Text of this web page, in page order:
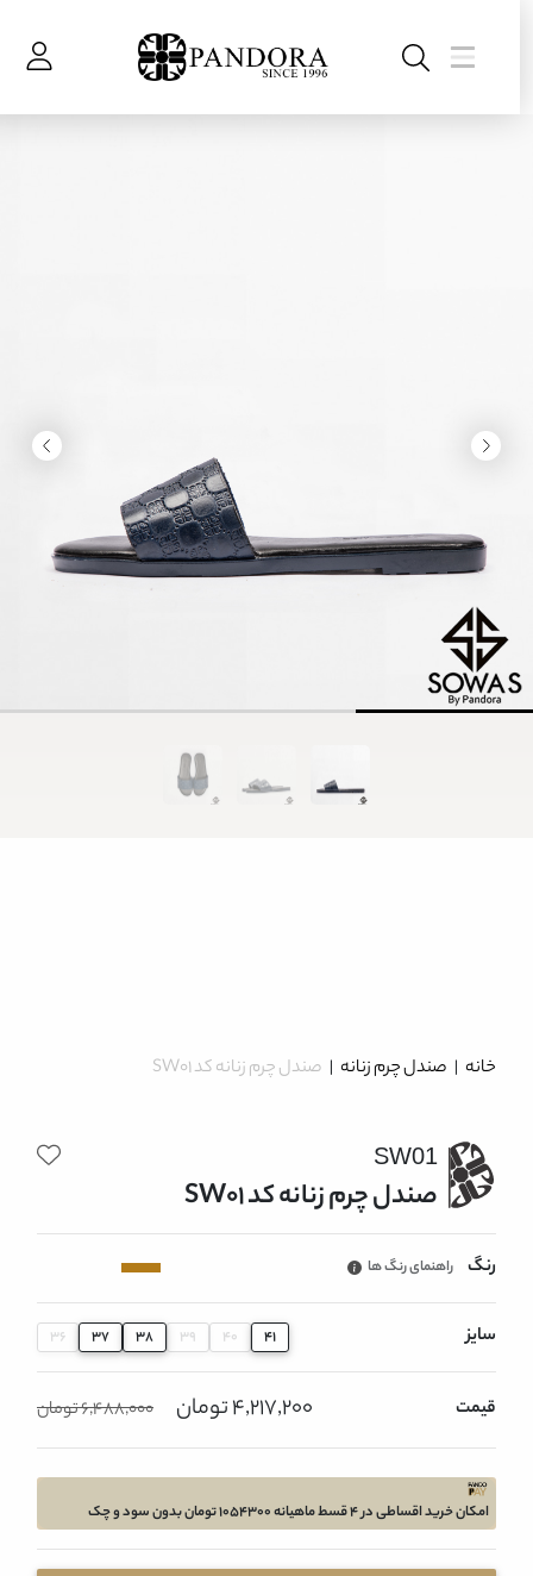
خانه | صندل چرم زنانه| صندل چرم زنانه کد SW01
SW01
صندل چرم زنانه کد SW01
رنگ راهنمای رنگ ها
سایز 36 37 38 39 40
قیمت 4,217,200 تومان 6,488,000 تومان
امکان خرید اقساطی در 4 قسط ماهیانه 1054300 تومان بدون سود و چک